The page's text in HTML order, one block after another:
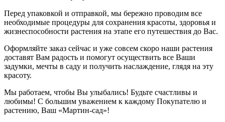
Перед упаковкой и отправкой, мы бережно проводим все
необходимые процедуры для сохранения красоты, здоровья и
жизнеспособности растения на этапе его путешествия до Вас.
Оформляйте заказ сейчас и уже совсем скоро наши растения
доставят Вам радость и помогут осуществить все Ваши
задумки, мечты в саду и получить наслаждение, глядя на эту
красоту.
Мы работаем, чтобы Вы улыбались! Будьте счастливы и
любимы! С большим уважением к каждому Покупателю и
растению, Ваш «Мартин-сад»!